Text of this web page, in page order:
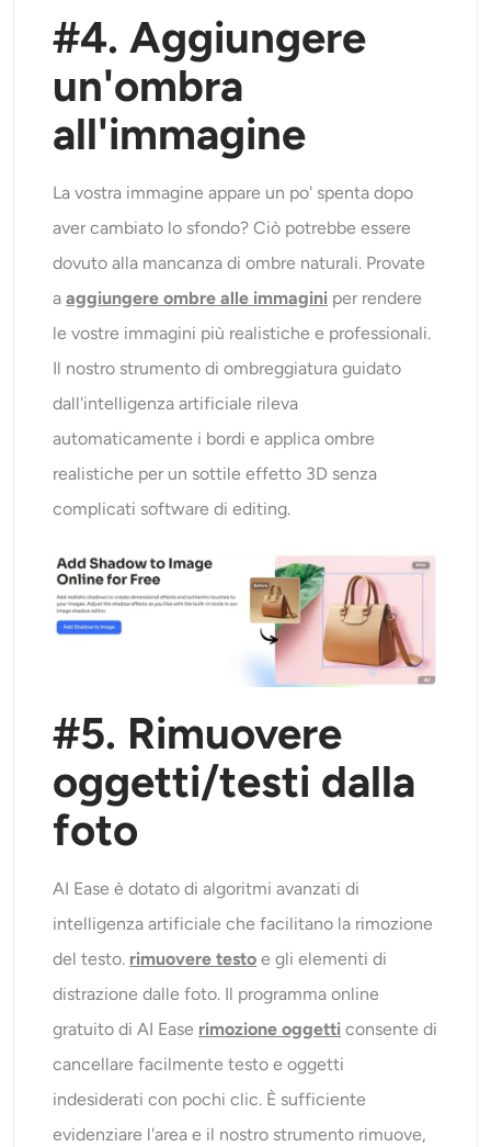
#4. Aggiungere
un'ombra
all'immagine
La vostra immagine appare un po' spenta dopo
aver cambiato lo sfondo? Ciò potrebbe essere
dovuto alla mancanza di ombre naturali. Provate
aaggiungere ombre alle immagini per rendere
le vostre immagini più realistiche e professionali.
Il nostro strumento di ombreggiatura guidato
dall'intelligenza artificiale rileva
automaticamente i bordi e applica ombre
realistiche per un sottile effetto 3D senza
complicati software di editing.
#5. Rimuovere
oggetti/testi dalla
foto
AI Ease è dotato di algoritmi avanzati di
intelligenza artificiale che facilitano la rimozione
del testo. rimuovere testo e gli elementi di
distrazione dalle foto. Il programma online
gratuito di AI Ease rimozione oggetti consente di
cancellare facilmente testo e oggetti
indesiderati con pochi clic. È sufficiente
evidenziare l'area e il nostro strumento rimuove,